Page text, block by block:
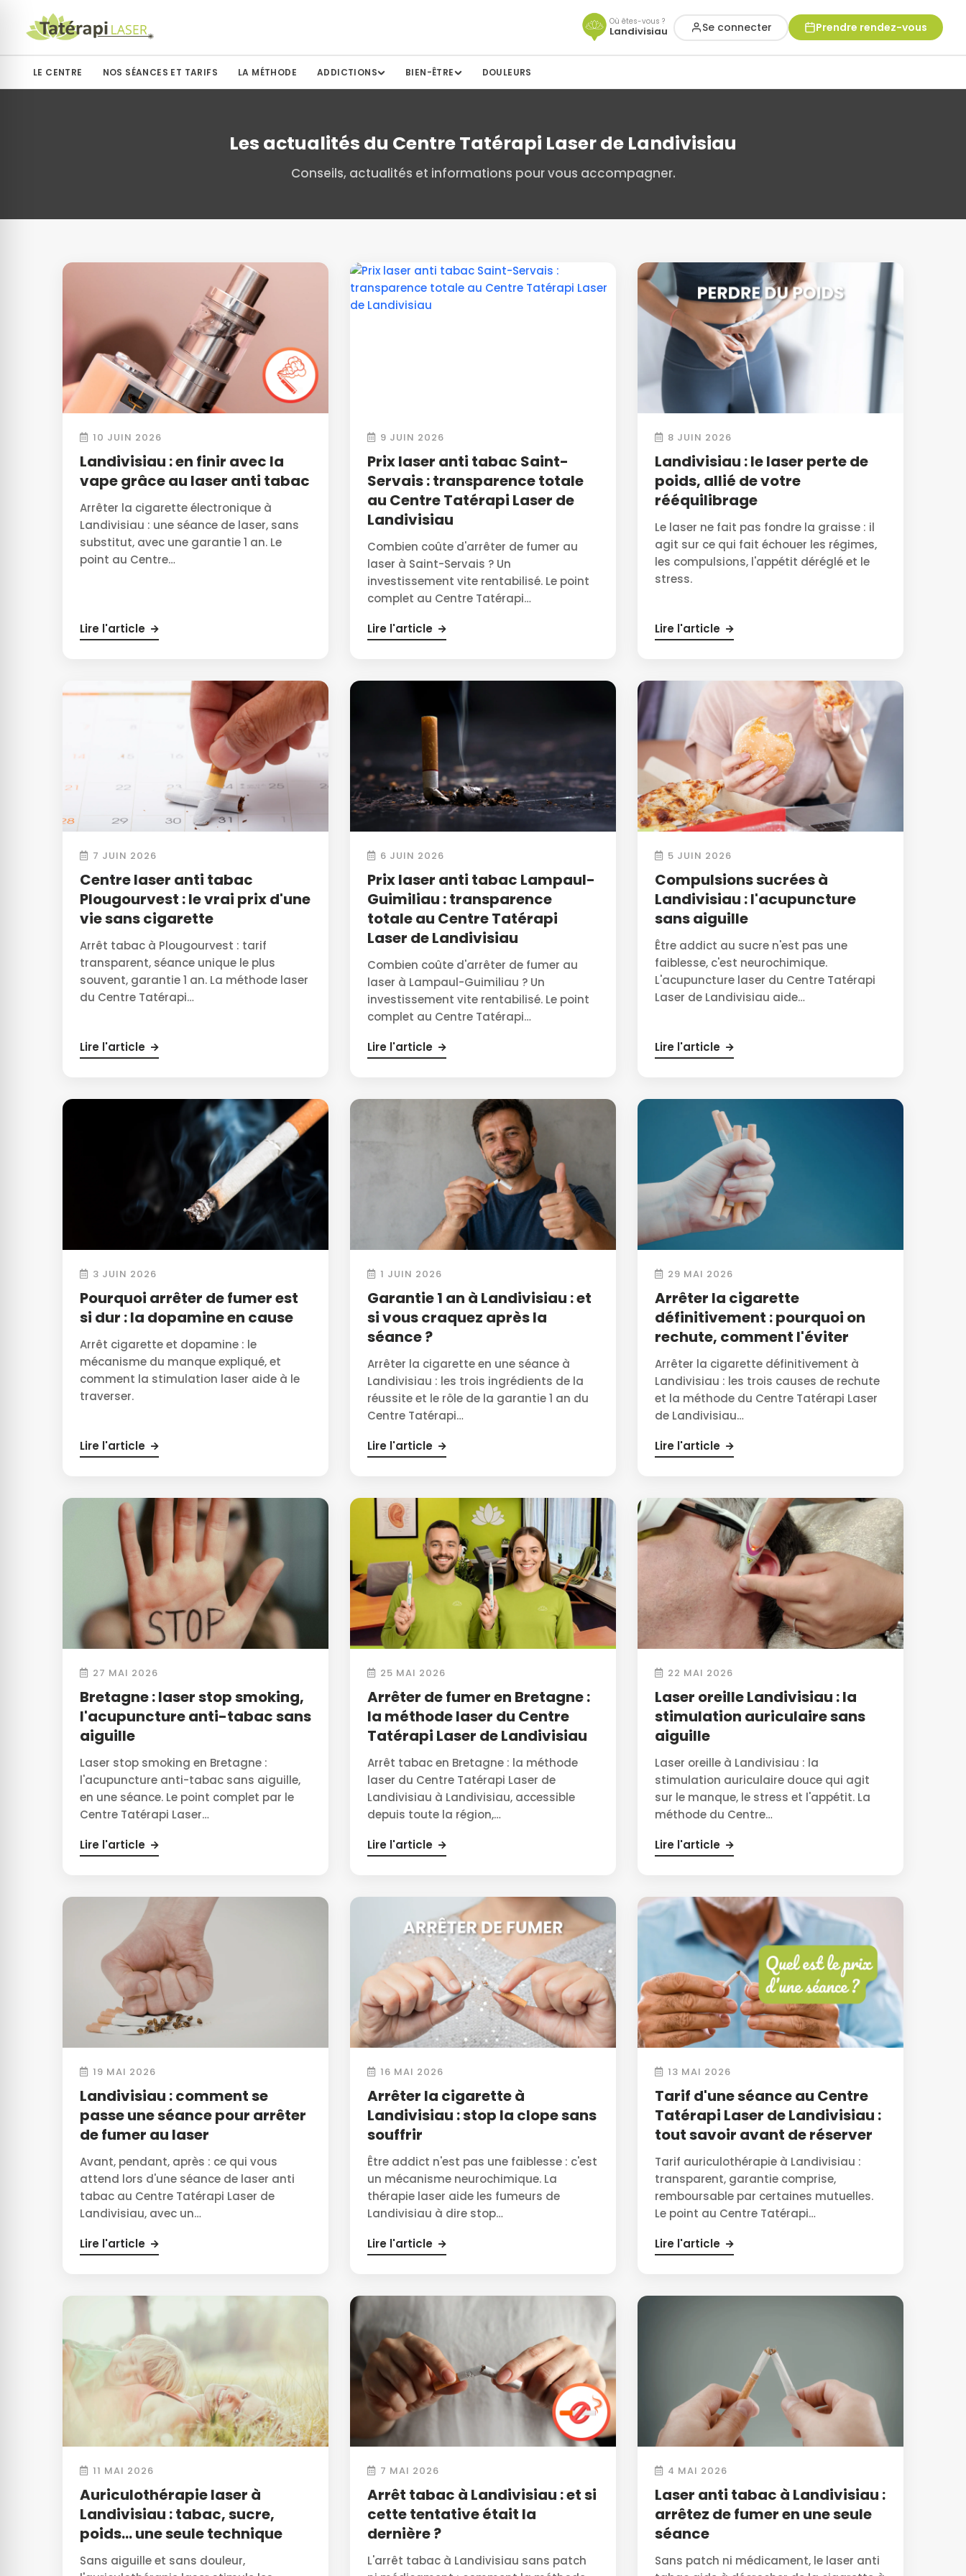
Où êtes-vous ?
Landivisiau Se connecter Prendre rendez-vous
LE CENTRE NOS SÉANCES ET TARIFS LA MÉTHODE ADDICTIONS BIEN-ÊTRE DOULEURS
Les actualités du Centre Tatérapi Laser de Landivisiau
Conseils, actualités et informations pour vous accompagner.
10 JUIN 2026
Landivisiau : en finir avec la
vape grâce au laser anti tabac
Arrêter la cigarette électronique à
Landivisiau : une séance de laser, sans
substitut, avec une garantie 1 an. Le
point au Centre…
Lire l'article
9 JUIN 2026
Prix laser anti tabac Saint-
Servais : transparence totale
au Centre Tatérapi Laser de
Landivisiau
Combien coûte d'arrêter de fumer au
laser à Saint-Servais ? Un
investissement vite rentabilisé. Le point
complet au Centre Tatérapi…
Lire l'article
8 JUIN 2026
Landivisiau : le laser perte de
poids, allié de votre
rééquilibrage
Le laser ne fait pas fondre la graisse : il
agit sur ce qui fait échouer les régimes,
les compulsions, l'appétit déréglé et le
stress.
Lire l'article
7 JUIN 2026
Centre laser anti tabac
Plougourvest : le vrai prix d'une
vie sans cigarette
Arrêt tabac à Plougourvest : tarif
transparent, séance unique le plus
souvent, garantie 1 an. La méthode laser
du Centre Tatérapi…
Lire l'article
6 JUIN 2026
Prix laser anti tabac Lampaul-
Guimiliau : transparence
totale au Centre Tatérapi
Laser de Landivisiau
Combien coûte d'arrêter de fumer au
laser à Lampaul-Guimiliau ? Un
investissement vite rentabilisé. Le point
complet au Centre Tatérapi…
Lire l'article
5 JUIN 2026
Compulsions sucrées à
Landivisiau : l'acupuncture
sans aiguille
Être addict au sucre n'est pas une
faiblesse, c'est neurochimique.
L'acupuncture laser du Centre Tatérapi
Laser de Landivisiau aide…
Lire l'article
3 JUIN 2026
Pourquoi arrêter de fumer est
si dur : la dopamine en cause
Arrêt cigarette et dopamine : le
mécanisme du manque expliqué, et
comment la stimulation laser aide à le
traverser.
Lire l'article
1 JUIN 2026
Garantie 1 an à Landivisiau : et
si vous craquez après la
séance ?
Arrêter la cigarette en une séance à
Landivisiau : les trois ingrédients de la
réussite et le rôle de la garantie 1 an du
Centre Tatérapi…
Lire l'article
29 MAI 2026
Arrêter la cigarette
définitivement : pourquoi on
rechute, comment l'éviter
Arrêter la cigarette définitivement à
Landivisiau : les trois causes de rechute
et la méthode du Centre Tatérapi Laser
de Landivisiau…
Lire l'article
27 MAI 2026
Bretagne : laser stop smoking,
l'acupuncture anti-tabac sans
aiguille
Laser stop smoking en Bretagne :
l'acupuncture anti-tabac sans aiguille,
en une séance. Le point complet par le
Centre Tatérapi Laser…
Lire l'article
25 MAI 2026
Arrêter de fumer en Bretagne :
la méthode laser du Centre
Tatérapi Laser de Landivisiau
Arrêt tabac en Bretagne : la méthode
laser du Centre Tatérapi Laser de
Landivisiau à Landivisiau, accessible
depuis toute la région,…
Lire l'article
22 MAI 2026
Laser oreille Landivisiau : la
stimulation auriculaire sans
aiguille
Laser oreille à Landivisiau : la
stimulation auriculaire douce qui agit
sur le manque, le stress et l'appétit. La
méthode du Centre…
Lire l'article
19 MAI 2026
Landivisiau : comment se
passe une séance pour arrêter
de fumer au laser
Avant, pendant, après : ce qui vous
attend lors d'une séance de laser anti
tabac au Centre Tatérapi Laser de
Landivisiau, avec un…
Lire l'article
16 MAI 2026
Arrêter la cigarette à
Landivisiau : stop la clope sans
souffrir
Être addict n'est pas une faiblesse : c'est
un mécanisme neurochimique. La
thérapie laser aide les fumeurs de
Landivisiau à dire stop…
Lire l'article
13 MAI 2026
Tarif d'une séance au Centre
Tatérapi Laser de Landivisiau :
tout savoir avant de réserver
Tarif auriculothérapie à Landivisiau :
transparent, garantie comprise,
remboursable par certaines mutuelles.
Le point au Centre Tatérapi…
Lire l'article
11 MAI 2026
Auriculothérapie laser à
Landivisiau : tabac, sucre,
poids… une seule technique
Sans aiguille et sans douleur,
7 MAI 2026
Arrêt tabac à Landivisiau : et si
cette tentative était la
dernière ?
L'arrêt tabac à Landivisiau sans patch
4 MAI 2026
Laser anti tabac à Landivisiau :
arrêtez de fumer en une seule
séance
Sans patch ni médicament, le laser anti